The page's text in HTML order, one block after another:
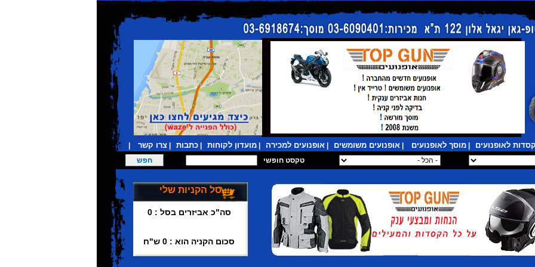
קסדות לאופנועים מוסך לאופנועים אופנועים משומשים אופנועים למכירה מועדון לקוחות כתבות צרו קשר
סל הקניות שלי
סה"כ אביזרים בסל : 0
סכום הקניה הוא : 0 ש"ח